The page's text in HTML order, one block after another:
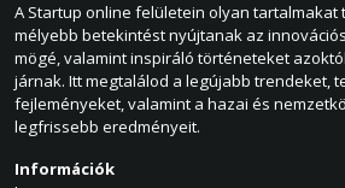
A Startup online felületein olyan tartalmakat
mélyebb betekintést nyújtanak az
mögé, valamint inspiráló történeteket
járnak. Itt megtalálod a legújabb trendeket,
fejleményeket, valamint a hazai és
legfrissebb eredményeit.
Információk